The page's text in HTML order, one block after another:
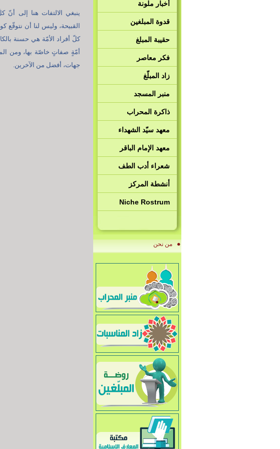
أخبار ملونة
قدوة المبلغين
حقيبة المبلغ
فكر معاصر
زاد المبلّغ
منبر المسجد
ذاكرة المحراب
معهد سيّد الشهداء
معهد الإمام الباقر
شعراء أدب الطف
أنشطة المركز
Niche Rostrum
من نحن
ينبغي الالتفات هنا إلى أنّ
القبيحة، وليس لنا أن
أمّةٍ صفاتٍ خاصّة بها، ومن
جهات، أفضل من الآخرين.